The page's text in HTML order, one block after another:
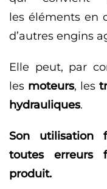
les éléments en
d’autres engins
Elle peut, par
les moteurs, les
hydrauliques.
Son utilisation
toutes erreurs
produit.